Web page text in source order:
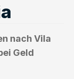
nach Vila
Geld